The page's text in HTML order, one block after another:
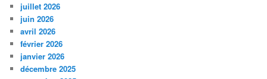
juillet 2026
juin 2026
avril 2026
février 2026
janvier 2026
décembre 2025